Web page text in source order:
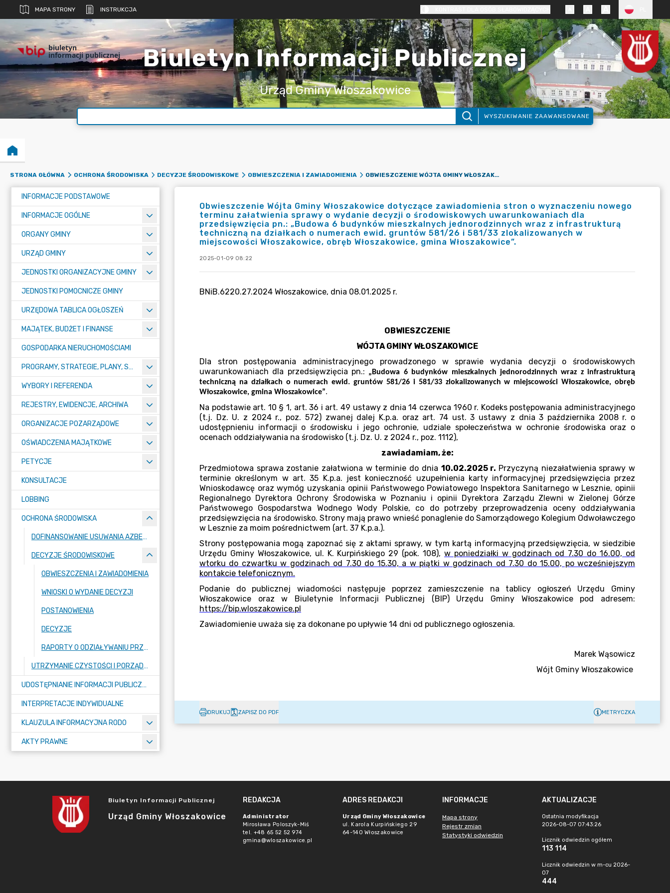
MAPA STRONY INSTRUKCJA
biuletyn
informacji publicznej Biuletyn Informacji Publicznej
Urząd Gminy Włoszakowice
WYSZUKIWANIE ZAAWANSOWANE
STRONA GŁÓWNA OCHRONA ŚRODOWISKA DECYZJE ŚRODOWISKOWE OBWIESZCZENIA I ZAWIADOMIENIA OBWIESZCZENIE WÓJTA GMINY WŁOSZAKOWICE DOTYCZĄCE ZAWIADOMIENIA STRON O WYZNACZENIU NOWEGO TERMINU ZAŁATWIENIA SPRAWY O WYDANIE DECYZJI O ŚRODOWISKOWYCH UWARUNKOWANIACH DLA PRZEDSIĘWZIĘCIA PN.: „BUDOWA 6 BUDYNKÓW MIESZKALNYCH JEDNORODZINNYCH WRAZ Z INFRASTRUKTURĄ TECHNICZNĄ NA DZIAŁKACH O NUMERACH EWID. GRUNTÓW 581/26 I 581/33 ZLOKALIZOWANYCH W MIEJSCOWOŚCI WŁOSZAKOWICE, OBRĘB WŁOSZAKOWICE, GMINA WŁOSZAKOWICE”.
INFORMACJE PODSTAWOWE
INFORMACJE OGÓLNE
ORGANY GMINY
URZĄD GMINY
JEDNOSTKI ORGANIZACYJNE GMINY
JEDNOSTKI POMOCNICZE GMINY
URZĘDOWA TABLICA OGŁOSZEŃ
MAJĄTEK, BUDŻET I FINANSE
GOSPODARKA NIERUCHOMOŚCIAMI
PROGRAMY, STRATEGIE, PLANY, SPRAWOZDANIA I OPRACOWANIA
WYBORY I REFERENDA
REJESTRY, EWIDENCJE, ARCHIWA
ORGANIZACJE POZARZĄDOWE
OŚWIADCZENIA MAJĄTKOWE
PETYCJE
KONSULTACJE
LOBBING
OCHRONA ŚRODOWISKA
DOFINANSOWANIE USUWANIA AZBESTU
DECYZJE ŚRODOWISKOWE
OBWIESZCZENIA I ZAWIADOMIENIA
WNIOSKI O WYDANIE DECYZJI
POSTANOWIENIA
DECYZJE
RAPORTY O ODZIAŁYWANIU PRZEDSIĘWZIĘĆ NA ŚRODOWISKO
UTRZYMANIE CZYSTOŚCI I PORZĄDKU
UDOSTĘPNIANIE INFORMACJI PUBLICZNEJ
INTERPRETACJE INDYWIDUALNE
KLAUZULA INFORMACYJNA RODO
AKTY PRAWNE
Obwieszczenie Wójta Gminy Włoszakowice dotyczące zawiadomienia stron o wyznaczeniu nowego
terminu załatwienia sprawy o wydanie decyzji o środowiskowych uwarunkowaniach dla
przedsięwzięcia pn.: „Budowa 6 budynków mieszkalnych jednorodzinnych wraz z infrastrukturą
techniczną na działkach o numerach ewid. gruntów 581/26 i 581/33 zlokalizowanych w
miejscowości Włoszakowice, obręb Włoszakowice, gmina Włoszakowice”.
2025-01-09 08:22
DRUKUJ ZAPISZ DO PDF METRYCZKA
Biuletyn Informacji Publicznej
Urząd Gminy Włoszakowice
REDAKCJA
Administrator
Mirosława Poloszyk-Miś
tel. +48 65 52 52 974
gmina@wloszakowice.pl
ADRES REDAKCJI
Urząd Gminy Włoszakowice
ul. Karola Kurpińskiego 29
64-140 Włoszakowice
INFORMACJE
Mapa strony
Rejestr zmian
Statystyki odwiedzin
AKTUALIZACJE
Ostatnia modyfikacja
2026-08-07 07:43:26
Licznik odwiedzin ogółem
113 114
Licznik odwiedzin w m-cu 2026-
07
444